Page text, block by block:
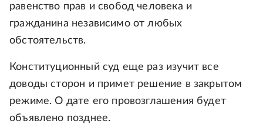
равенство прав и свобод человека и
гражданина независимо от любых
обстоятельств.
Конституционный суд еще раз изучит все
доводы сторон и примет решение в закрытом
режиме. О дате его провозглашения будет
объявлено позднее.